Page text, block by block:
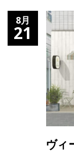
8月
21
ヴィ